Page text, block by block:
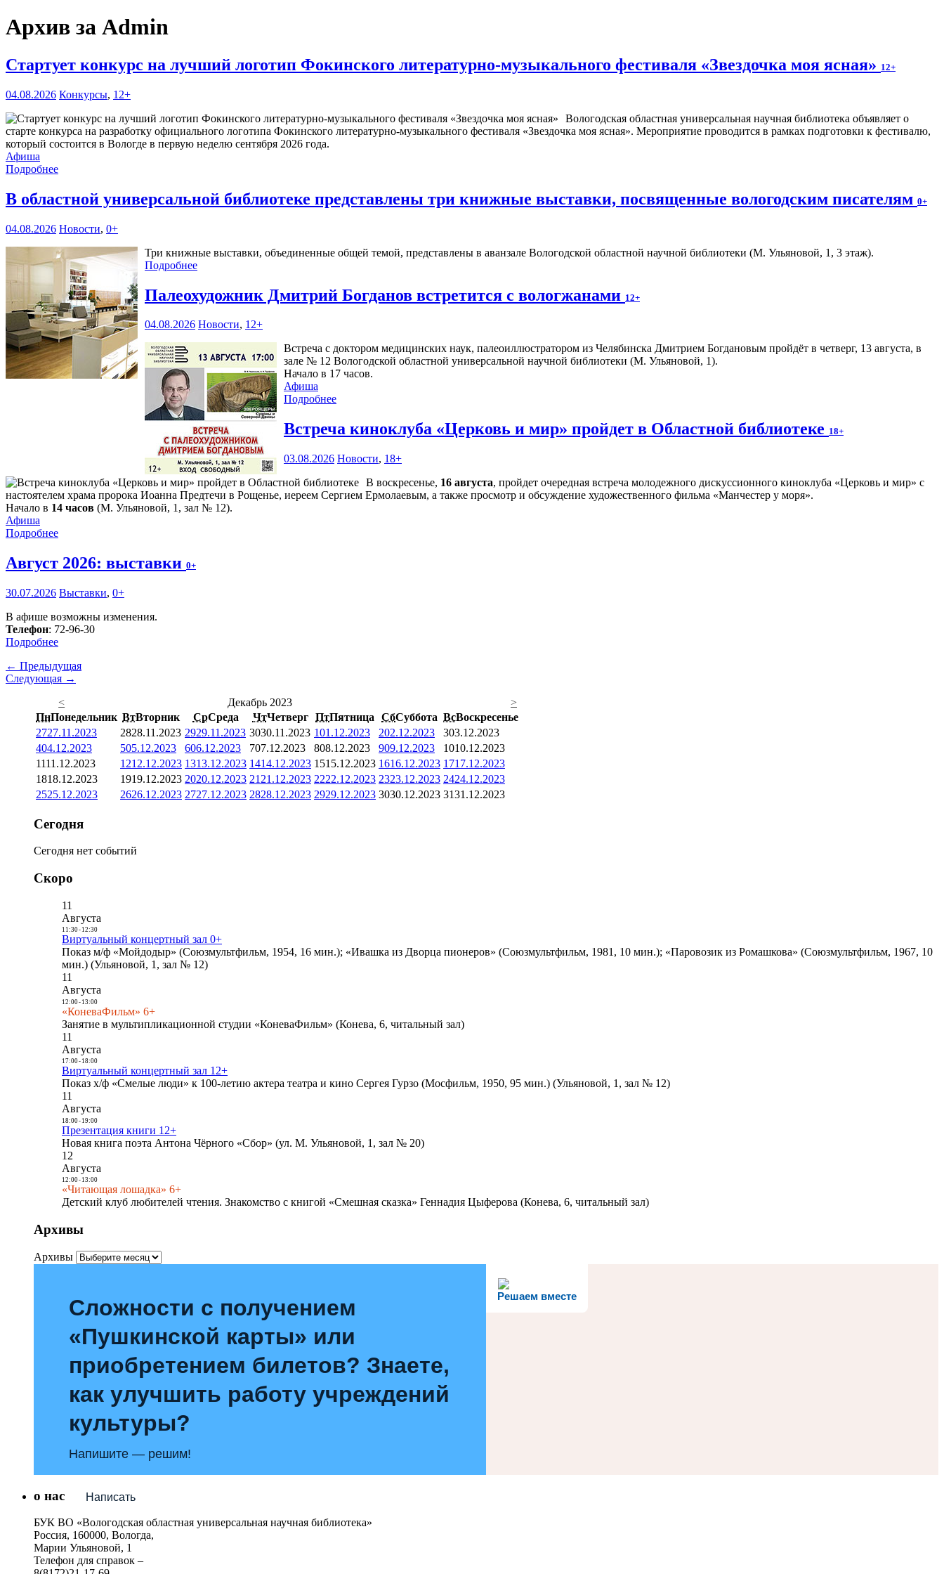
Архив за Admin
Стартует конкурс на лучший логотип Фокинского литературно-музыкального фестиваля «Звездочка моя ясная» 12+
04.08.2026 Конкурсы, 12+
Вологодская областная универсальная научная библиотека объявляет о
старте конкурса на разработку официального логотипа Фокинского литературно-музыкального фестиваля «Звездочка моя ясная». Мероприятие проводится в рамках подготовки к фестивалю,
который состоится в Вологде в первую неделю сентября 2026 года.
Афиша
Подробнее
В областной универсальной библиотеке представлены три книжные выставки, посвященные вологодским писателям 0+
04.08.2026 Новости, 0+
Три книжные выставки, объединенные общей темой, представлены в аванзале Вологодской областной научной библиотеки (М. Ульяновой, 1, 3 этаж).
Подробнее
Палеохудожник Дмитрий Богданов встретится с вологжанами 12+
04.08.2026 Новости, 12+
Встреча с доктором медицинских наук, палеоиллюстратором из Челябинска Дмитрием Богдановым пройдёт в четверг, 13 августа, в
зале № 12 Вологодской областной универсальной научной библиотеки (М. Ульяновой, 1).
Начало в 17 часов.
Афиша
Подробнее
Встреча киноклуба «Церковь и мир» пройдет в Областной библиотеке 18+
03.08.2026 Новости, 18+
В воскресенье, 16 августа, пройдет очередная встреча молодежного дискуссионного киноклуба «Церковь и мир» с
настоятелем храма пророка Иоанна Предтечи в Рощенье, иереем Сергием Ермолаевым, а также просмотр и обсуждение художественного фильма «Манчестер у моря».
Начало в 14 часов (М. Ульяновой, 1, зал № 12).
Афиша
Подробнее
Август 2026: выставки 0+
30.07.2026 Выставки, 0+
В афише возможны изменения.
Телефон: 72-96-30
Подробнее
← Предыдущая
Следующая →
<
Декабрь 2023
>
ПнПонедельник ВтВторник СрСреда ЧтЧетверг ПтПятница СбСуббота ВсВоскресенье
2727.11.2023 2828.11.2023 2929.11.2023 3030.11.2023 101.12.2023 202.12.2023 303.12.2023
404.12.2023 505.12.2023 606.12.2023 707.12.2023 808.12.2023 909.12.2023 1010.12.2023
1111.12.2023 1212.12.2023 1313.12.2023 1414.12.2023 1515.12.2023 1616.12.2023 1717.12.2023
1818.12.2023 1919.12.2023 2020.12.2023 21 21.12.2023 2222.12.2023 2323.12.2023 2424.12.2023
2525.12.2023 2626.12.2023 2727.12.2023 2828.12.2023 2929.12.2023 3030.12.2023 3131.12.2023
Сегодня
Сегодня нет событий
Скоро
11
Августа
11:30- 12:30
Виртуальный концертный зал 0+
Показ м/ф «Мойдодыр» (Союзмультфильм, 1954, 16 мин.); «Ивашка из Дворца пионеров» (Союзмультфильм, 1981, 10 мин.); «Паровозик из Ромашкова» (Союзмультфильм, 1967, 10
мин.) (Ульяновой, 1, зал № 12)
11
Августа
12:00- 13:00
«КоневаФильм» 6+
Занятие в мультипликационной студии «КоневаФильм» (Конева, 6, читальный зал)
11
Августа
17:00- 18:00
Виртуальный концертный зал 12+
Показ х/ф «Смелые люди» к 100-летию актера театра и кино Сергея Гурзо (Мосфильм, 1950, 95 мин.) (Ульяновой, 1, зал № 12)
11
Августа
18:00- 19:00
Презентация книги 12+
Новая книга поэта Антона Чёрного «Сбор» (ул. М. Ульяновой, 1, зал № 20)
12
Августа
12:00- 13:00
«Читающая лошадка» 6+
Детский клуб любителей чтения. Знакомство с книгой «Смешная сказка» Геннадия Цыферова (Конева, 6, читальный зал)
Архивы
Архивы
Решаем вместе
Сложности с получением
«Пушкинской карты» или
приобретением билетов? Знаете,
как улучшить работу учреждений
культуры?
Напишите — решим!
Написать
о нас
БУК ВО «Вологодская областная универсальная научная библиотека»
Россия, 160000, Вологда,
Марии Ульяновой, 1
Телефон для справок –